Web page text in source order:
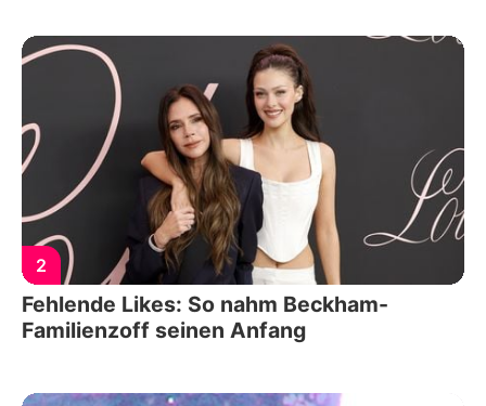
2
Fehlende Likes: So nahm Beckham-
Familienzoff seinen Anfang